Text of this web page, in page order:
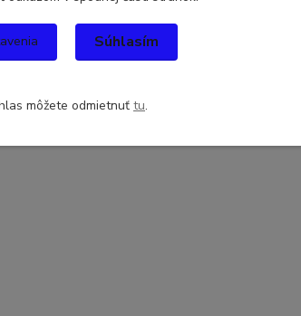
Súhlasím
môžete odmietnuť tu.